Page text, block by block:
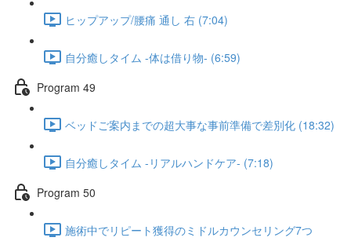
ヒップアップ/腰痛 通し 右 (7:04)
自分癒しタイム -体は借り物- (6:59)
Program 49
ベッドご案内までの超大事な事前準備で差別化 (18:32)
自分癒しタイム -リアルハンドケア- (7:18)
Program 50
施術中でリピート獲得のミドルカウンセリング7つ